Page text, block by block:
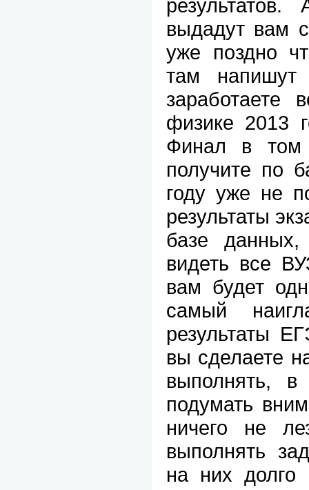
выдадут вам
уже поздно
там
физике 2013
Финал в том
получите по
году уже не
результаты
базе
видеть все
вам будет
самый
результаты
вы сделаете
выполнять,
подумать
ничего не
выполнять
на них долго